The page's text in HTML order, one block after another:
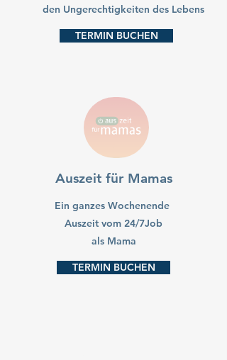
den Ungerechtigkeiten des Lebens
TERMIN BUCHEN
Auszeit für Mamas
Ein ganzes Wochenende
Auszeit vom 24/7Job
als Mama
TERMIN BUCHEN